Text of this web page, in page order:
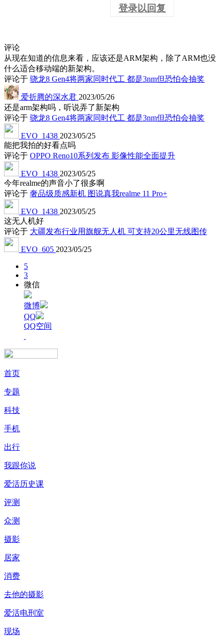
登录以回复
评论
从现在知道的信息来看，应该还是ARM架构，除了ARM也没
什么适合移动端的新架构。
评论于 骁龙8 Gen4将两家同时代工 都是3nm但恐怕会抽奖
爱折腾的深水君 2023/05/26
还是arm架构吗，听说弄了新架构
评论于 骁龙8 Gen4将两家同时代工 都是3nm但恐怕会抽奖
EVO_1438 2023/05/25
能把我拍的好看点吗
评论于 OPPO Reno10系列发布 影像性能全面提升
EVO_1438 2023/05/25
今年realme的声音小了很多啊
评论于 奢品级质感新机 图说真我realme 11 Pro+
EVO_1438 2023/05/25
这无人机好
评论于 大疆发布行业用旗舰无人机 可支持20公里无线图传
EVO_605 2023/05/25
5
3
微信
微博
QQ
QQ空间
首页
专题
科技
手机
出行
我跟你说
爱活历史课
评测
众测
摄影
居家
消费
去他的摄影
爱活电刑室
现场